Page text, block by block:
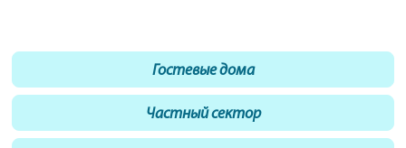
Гостевые дома
Частный сектор